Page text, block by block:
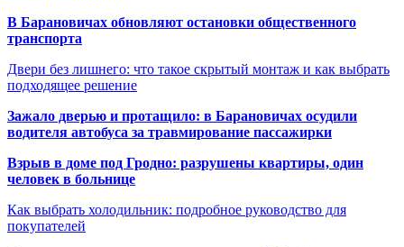
В Барановичах обновляют остановки общественного
транспорта
Двери без лишнего: что такое скрытый монтаж и как выбрать
подходящее решение
Зажало дверью и протащило: в Барановичах осудили
водителя автобуса за травмирование пассажирки
Взрыв в доме под Гродно: разрушены квартиры, один
человек в больнице
Как выбрать холодильник: подробное руководство для
покупателей